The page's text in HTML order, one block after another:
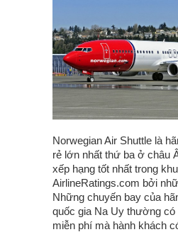
Norwegian Air Shuttle là
rẻ lớn nhất thứ ba ở châu
xếp hạng tốt nhất trong
AirlineRatings.com bởi
Những chuyến bay của
quốc gia Na Uy thường có
miễn phí mà hành khách